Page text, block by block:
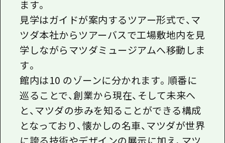
ます。
見学はガイドが案内するツアー形式で、マ
ツダ本社からツアーバスで工場敷地内を見
学しながらマツダミュージアムへ移動しま
す。
館内は10 のゾーンに分かれます。順番に
巡ることで、創業から現在、そして未来へ
と、マツダの歩みを知ることができる構成
となっており、懐かしの名車、マツダが世界
に誇る技術やデザインの展示に加え、マツ